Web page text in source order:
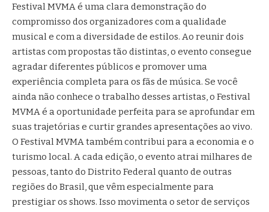
Festival MVMA é uma clara demonstração do
compromisso dos organizadores com a qualidade
musical e com a diversidade de estilos. Ao reunir dois
artistas com propostas tão distintas, o evento consegue
agradar diferentes públicos e promover uma
experiência completa para os fãs de música. Se você
ainda não conhece o trabalho desses artistas, o Festival
MVMA é a oportunidade perfeita para se aprofundar em
suas trajetórias e curtir grandes apresentações ao vivo.
O Festival MVMA também contribui para a economia e o
turismo local. A cada edição, o evento atrai milhares de
pessoas, tanto do Distrito Federal quanto de outras
regiões do Brasil, que vêm especialmente para
prestigiar os shows. Isso movimenta o setor de serviços